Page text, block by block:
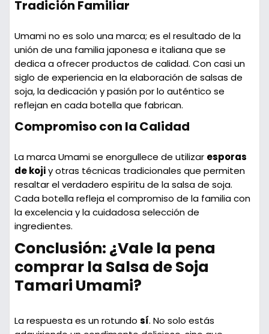
Tradición Familiar
Umami no es solo una marca; es el resultado de la
unión de una familia japonesa e italiana que se
dedica a ofrecer productos de calidad. Con casi un
siglo de experiencia en la elaboración de salsas de
soja, la dedicación y pasión por lo auténtico se
reflejan en cada botella que fabrican.
Compromiso con la Calidad
La marca Umami se enorgullece de utilizar esporas
de kojiy otras técnicas tradicionales que permiten
resaltar el verdadero espíritu de la salsa de soja.
Cada botella refleja el compromiso de la familia con
la excelencia y la cuidadosa selección de
ingredientes.
‍Conclusión: ¿Vale la pena
comprar la Salsa de Soja
Tamari Umami?
La respuesta es un rotundo sí. No solo estás